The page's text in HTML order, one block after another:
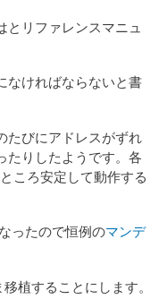
とリファレンスマニュ
なければならないと書
たびにアドレスがずれ
たりしたようです。各
ころ安定して動作する
ったので恒例のマンデ
植することにします。